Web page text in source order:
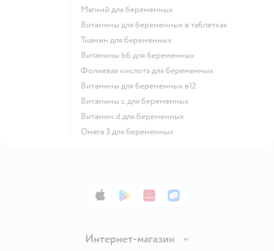
Магний для беременных
Витамины для беременных в таблетках
Тиамин для беременных
Витамины b6 для беременных
Фолиевая кислота для беременных
Витамины для беременных в12
Витамины c для беременных
Витамин d для беременных
Омега 3 для беременных
App StoreGoogle Play
AppGallery
RuStore
Интернет-магазин